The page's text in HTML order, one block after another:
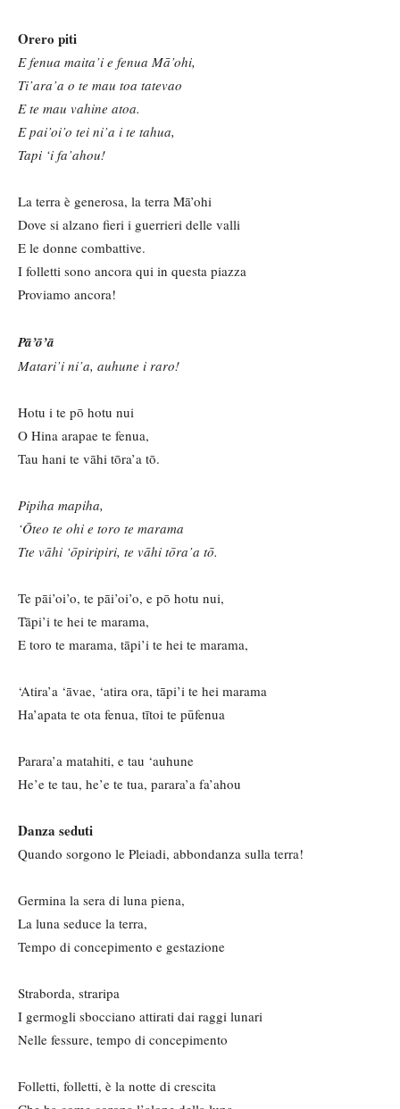
Orero piti
E fenua maita’i e fenua Mā’ohi,
Ti’ara’a o te mau toa tatevao
E te mau vahine atoa.
E pai’oi’o tei ni’a i te tahua,
Tapi ‘i fa’ahou!
La terra è generosa, la terra Mā’ohi
Dove si alzano fieri i guerrieri delle valli
E le donne combattive.
I folletti sono ancora qui in questa piazza
Proviamo ancora!
Pā’ō’ā
Matari’i ni’a, auhune i raro!
Hotu i te pō hotu nui
O Hina arapae te fenua,
Tau hani te vāhi tōra’a tō.
Pipiha mapiha,
‘Ōteo te ohi e toro te marama
Tte vāhi ‘ōpiripiri, te vāhi tōra’a tō.
Te pāi’oi’o, te pāi’oi’o, e pō hotu nui,
Tāpi’i te hei te marama,
E toro te marama, tāpi’i te hei te marama,
‘Atira’a ‘āvae, ‘atira ora, tāpi’i te hei marama
Ha’apata te ota fenua, tītoi te pūfenua
Parara’a matahiti, e tau ‘auhune
He’e te tau, he’e te tua, parara’a fa’ahou
Danza seduti
Quando sorgono le Pleiadi, abbondanza sulla terra!
Germina la sera di luna piena,
La luna seduce la terra,
Tempo di concepimento e gestazione
Straborda, straripa
I germogli sbocciano attirati dai raggi lunari
Nelle fessure, tempo di concepimento
Folletti, folletti, è la notte di crescita